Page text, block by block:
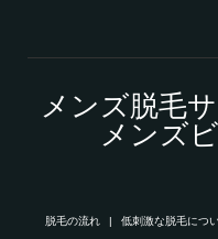
メンズ脱毛
メンズ
脱毛の流れ 低刺激な脱毛につ